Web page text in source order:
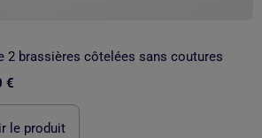
2 brassières côtelées sans coutures
€
le produit